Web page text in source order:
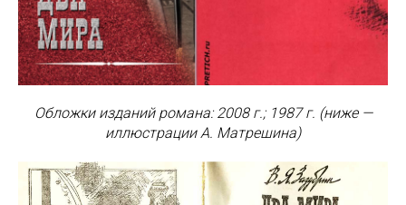
Обложки изданий романа: 2008 г.; 1987 г. (ниже —
иллюстрации А. Матрешина)